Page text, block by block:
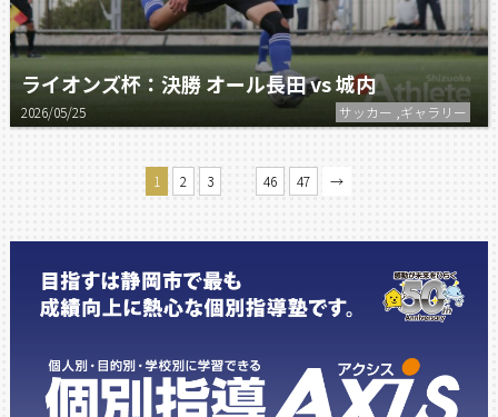
ライオンズ杯：決勝 オール長田 vs 城内
2026/05/25 サッカー ,ギャラリー
1 2 3 46 47 →